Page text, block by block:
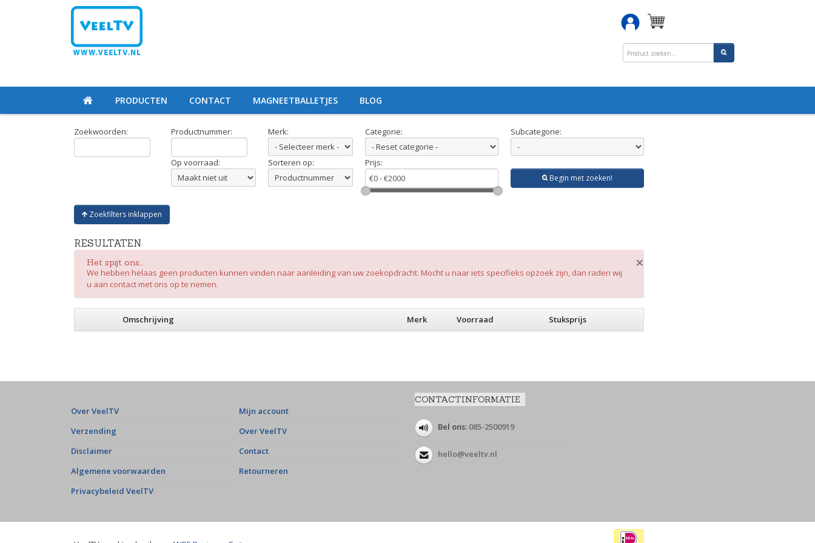
PRODUCTEN CONTACT MAGNEETBALLETJES BLOG
Zoekwoorden: Productnummer: Merk: Categorie: Subcategorie:
Op voorraad: Sorteren op: Prijs:
Begin met zoeken!
Zoekfilters inklappen
RESULTATEN
×
Het spijt ons...
We hebben helaas geen producten kunnen vinden naar aanleiding van uw zoekopdracht. Mocht u naar iets specifieks opzoek zijn, dan raden wij
u aan contact met ons op te nemen.
Omschrijving Merk Voorraad Stuksprijs
Over VeelTV
Verzending
Disclaimer
Algemene voorwaarden
Privacybeleid VeelTV
Mijn account
Over VeelTV
Contact
Retourneren
CONTACTINFORMATIE
Bel ons: 085-2500919
hello@veeltv.nl